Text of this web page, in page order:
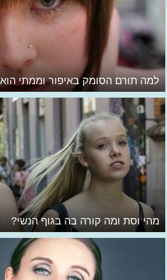
למה תורם הסומק באיפור וממתי
מהי וסת ומה קורה בה בגוף הנשי?